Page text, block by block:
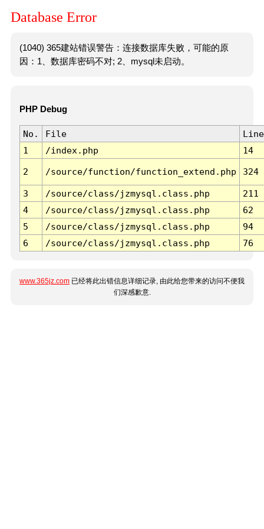
Database Error
(1040) 365建站错误警告：连接数据库失败，可能的原
因：1、数据库密码不对; 2、mysql未启动。
PHP Debug
No. File
Line
1
/index.php 14
2 /source/function/function_extend.php 324
3 /source/class/jzmysql.class.php
211
4
/source/class/jzmysql.class.php
62
5
/source/class/jzmysql.class.php
94
6
/source/class/jzmysql.class.php 76
www.365jz.com 已经将此出错信息详细记录, 由此给您带来的访问不便我
们深感歉意.